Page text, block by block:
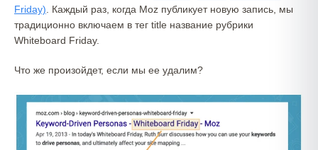
Friday) . Каждый раз, когда Moz публикует новую запись, мы
традиционно включаем в тег title название рубрики
Whiteboard Friday.
Что же произойдет, если мы ее удалим?